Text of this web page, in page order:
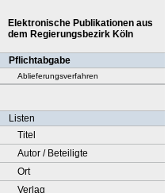
Elektronische Publikationen aus
dem Regierungsbezirk Köln
Pflichtabgabe
Ablieferungsverfahren
Listen
Titel
Autor / Beteiligte
Ort
Verlag